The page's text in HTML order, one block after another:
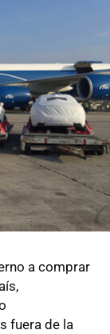
a comprar
fuera de la